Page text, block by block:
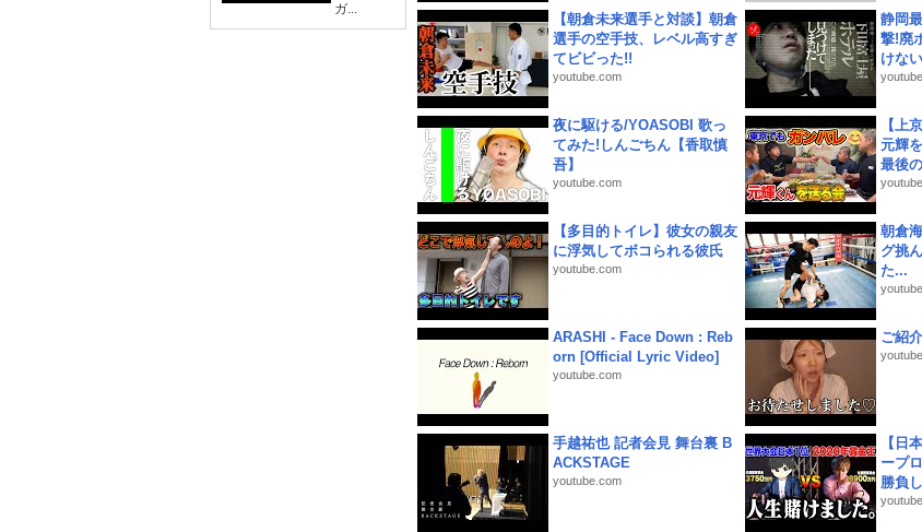
ガ...
【朝倉未来選手と対談】朝倉
選手の空手技、レベル高すぎ
てビビった!!
youtube.com
静岡
撃!廃
けな
夜に駆ける/YOASOBI 歌っ
てみた!しんごちん【香取慎
吾】
youtube.com
【上
元輝
最後
【多目的トイレ】彼女の親友
に浮気してボコられる彼氏
youtube.com
朝倉
グ挑
た...
ARASHI - Face Down : Reb
orn [Official Lyric Video]
youtube.com
ご紹
手越祐也 記者会見 舞台裏 B
ACKSTAGE
youtube.com
【日
ープ
勝負